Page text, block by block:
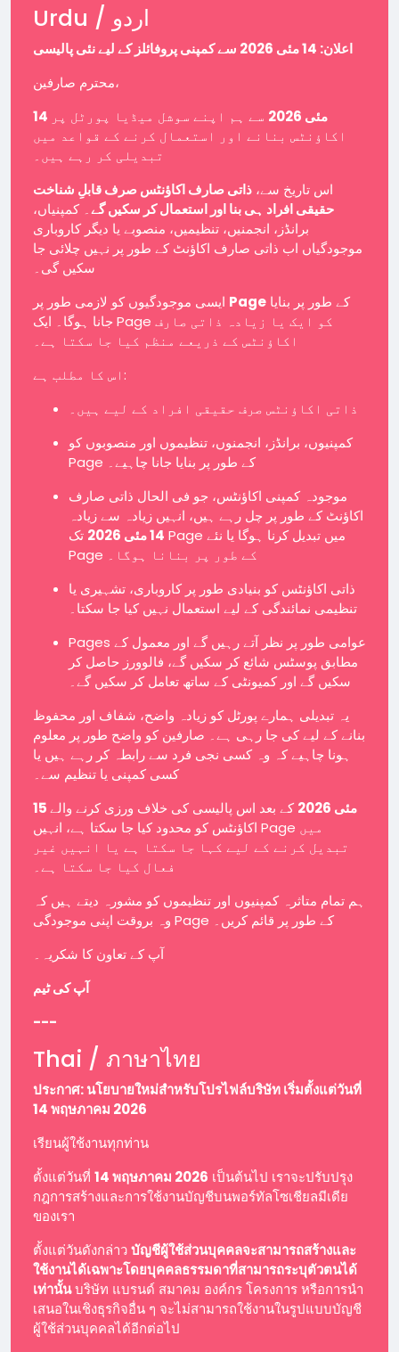
Urdu / اردو
اعلان: 14 مئی 2026 سے کمپنی پروفائلز کے لیے نئی پالیسی
محترم صارفین،
14 مئی 2026
سے ہم اپنے سوشل میڈیا پورٹل پر
اکاؤنٹس بنانے اور استعمال کرنے کے قواعد میں
تبدیلی کر رہے ہیں۔
اس تاریخ سے، ذاتی صارف اکاؤنٹس صرف قابلِ شناخت
حقیقی افراد ہی بنا اور استعمال کر سکیں گے۔ کمپنیاں،
برانڈز، انجمنیں، تنظیمیں، منصوبے یا دیگر کاروباری
موجودگیاں اب ذاتی صارف اکاؤنٹ کے طور پر نہیں چلائی جا
سکیں گی۔
Page
جانا ہوگا۔ ایک Page کو ایک یا زیادہ ذاتی صارف
اکاؤنٹس کے ذریعے منظم کیا جا سکتا ہے۔
اس کا مطلب ہے:
ذاتی اکاؤنٹس صرف حقیقی افراد کے لیے ہیں۔
کمپنیوں، برانڈز، انجمنوں، تنظیموں اور منصوبوں کو
Page کے طور پر بنایا جانا چاہیے۔
موجودہ کمپنی اکاؤنٹس، جو فی الحال ذاتی صارف
اکاؤنٹ کے طور پر چل رہے ہیں، انہیں زیادہ سے زیادہ
14 مئی 2026
تک Page میں تبدیل کرنا ہوگا یا نئے
Page کے طور پر بنانا ہوگا۔
ذاتی اکاؤنٹس کو بنیادی طور پر کاروباری، تشہیری یا
تنظیمی نمائندگی کے لیے استعمال نہیں کیا جا سکتا۔
Pages عوامی طور پر نظر آتے رہیں گے اور معمول کے
مطابق پوسٹس شائع کر سکیں گے، فالوورز حاصل کر
سکیں گے اور کمیونٹی کے ساتھ تعامل کر سکیں گے۔
یہ تبدیلی ہمارے پورٹل کو زیادہ واضح، شفاف اور محفوظ
بنانے کے لیے کی جا رہی ہے۔ صارفین کو واضح طور پر معلوم
ہونا چاہیے کہ وہ کسی نجی فرد سے رابطہ کر رہے ہیں یا
کسی کمپنی یا تنظیم سے۔
15 مئی 2026
کے بعد اس پالیسی کی خلاف ورزی کرنے والے
اکاؤنٹس کو محدود کیا جا سکتا ہے، انہیں Page میں
تبدیل کرنے کے لیے کہا جا سکتا ہے یا انہیں غیر
فعال کیا جا سکتا ہے۔
ہم تمام متاثرہ کمپنیوں اور تنظیموں کو مشورہ دیتے ہیں کہ
وہ بروقت اپنی موجودگی Page کے طور پر قائم کریں۔
آپ کے تعاون کا شکریہ۔
آپ کی ٹیم
---
Thai / ภาษาไทย
ประกาศ: นโยบายใหม่สำหรับโปรไฟล์บริษัท เริ่มตั้งแต่วันที่
14 พฤษภาคม 2026
เรียนผู้ใช้งานทุกท่าน
ตั้งแต่วันที่ 14 พฤษภาคม 2026 เป็นต้นไป เราจะปรับปรุง
กฎการสร้างและการใช้งานบัญชีบนพอร์ทัลโซเชียลมีเดีย
ของเรา
ตั้งแต่วันดังกล่าวบัญชีผู้ใช้ส่วนบุคคลจะสามารถสร้างและ
ใช้งานได้เฉพาะโดยบุคคลธรรมดาที่สามารถระบุตัวตนได้
เท่านั้นบริษัท แบรนด์ สมาคม องค์กร โครงการ หรือการนำ
เสนอในเชิงธุรกิจอื่น ๆ จะไม่สามารถใช้งานในรูปแบบบัญชี
ผู้ใช้ส่วนบุคคลได้อีกต่อไป